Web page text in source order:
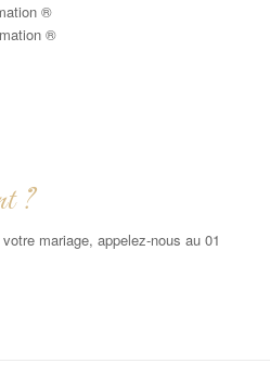
®
®
?
mariage, appelez-nous au 01